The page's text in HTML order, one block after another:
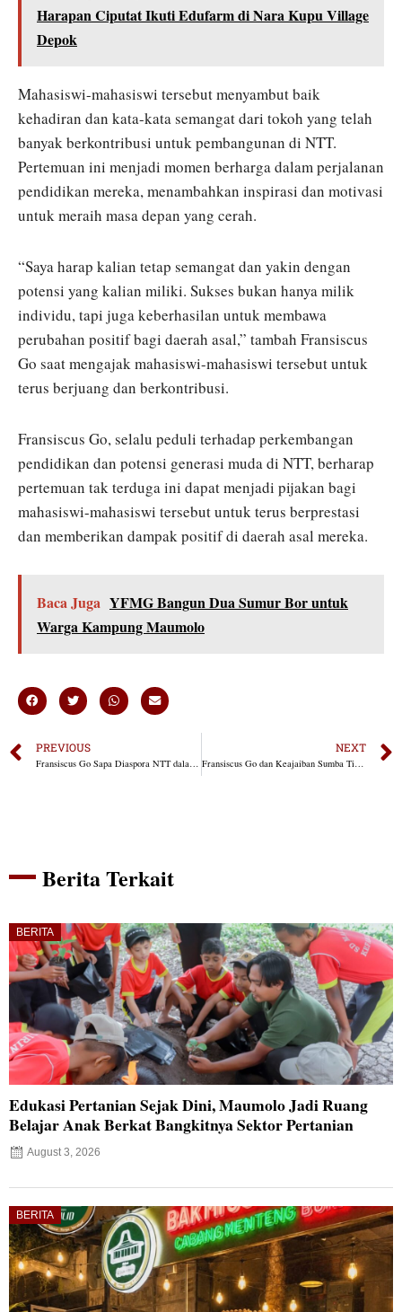
Harapan Ciputat Ikuti Edufarm di Nara Kupu Village
Depok
Mahasiswi-mahasiswi tersebut menyambut baik
kehadiran dan kata-kata semangat dari tokoh yang telah
banyak berkontribusi untuk pembangunan di NTT.
Pertemuan ini menjadi momen berharga dalam perjalanan
pendidikan mereka, menambahkan inspirasi dan motivasi
untuk meraih masa depan yang cerah.
“Saya harap kalian tetap semangat dan yakin dengan
potensi yang kalian miliki. Sukses bukan hanya milik
individu, tapi juga keberhasilan untuk membawa
perubahan positif bagi daerah asal,” tambah Fransiscus
Go saat mengajak mahasiswi-mahasiswi tersebut untuk
terus berjuang dan berkontribusi.
Fransiscus Go, selalu peduli terhadap perkembangan
pendidikan dan potensi generasi muda di NTT, berharap
pertemuan tak terduga ini dapat menjadi pijakan bagi
mahasiswi-mahasiswi tersebut untuk terus berprestasi
dan memberikan dampak positif di daerah asal mereka.
Baca Juga YFMG Bangun Dua Sumur Bor untuk
Warga Kampung Maumolo
PREVIOUS
Fransiscus Go Sapa Diaspora NTT dalam Ngopi Bareng, Bahas Kontribusi dan Tantangan Pendidikan
NEXT
Fransiscus Go dan Keajaiban Sumba Timur: UMKM dan Alam Berkelanjutan
Berita Terkait
BERITA
Edukasi Pertanian Sejak Dini, Maumolo Jadi Ruang
Belajar Anak Berkat Bangkitnya Sektor Pertanian
August 3, 2026
BERITA